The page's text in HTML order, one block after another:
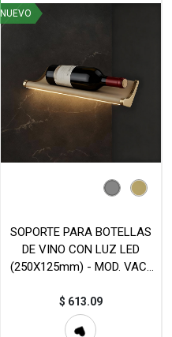
NUEVO
SOPORTE PARA BOTELLAS
DE VINO CON LUZ LED
(250X125mm) - MOD. VAC-
$ 613.09